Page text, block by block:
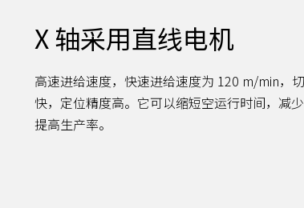
X 轴采用直线电机
高速进给速度，快速进给速度为 120 m/min，
快，定位精度高。它可以缩短空运行时间，减
提高生产率。